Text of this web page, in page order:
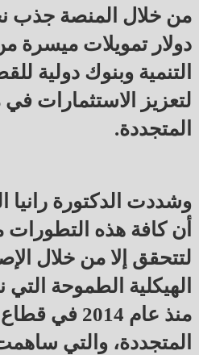
دولار تمويلات ميسرة
التنمية وبنوك دولية
لتعزيز الاستثمارات
المتجددة.
وشددت الدكتورة
أن كافة هذه التطورات
لتتحقق إلا من خلال
الهيكلية الطموحة التي
منذ عام 2014
المتجددة، والتي